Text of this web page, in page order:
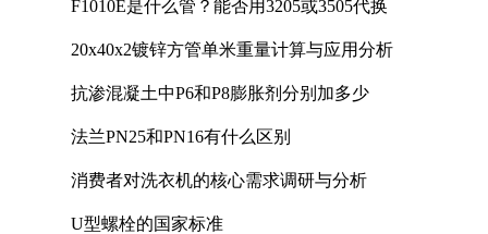
F1010E是什么管？能否用3205或3505代换
20x40x2镀锌方管单米重量计算与应用分析
抗渗混凝土中P6和P8膨胀剂分别加多少
法兰PN25和PN16有什么区别
消费者对洗衣机的核心需求调研与分析
U型螺栓的国家标准